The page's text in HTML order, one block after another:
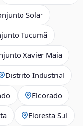
Solar
Tucumã
Xavier Maia
Distrito Industrial
Eldorado
Floresta Sul